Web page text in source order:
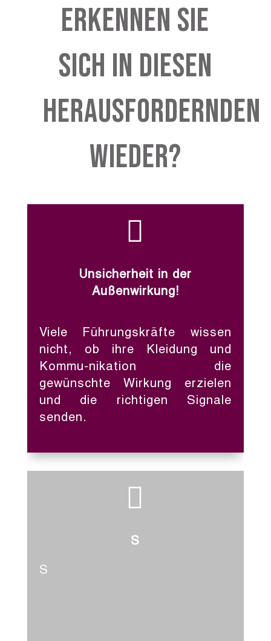
Erkennen Sie
sich in diesen
herausfordernden
wieder?

Unsicherheit in der
Außenwirkung!
Viele Führungskräfte wissen
nicht, ob ihre Kleidung und
Kommu-nikation die
gewünschte Wirkung erzielen
und die richtigen Signale
senden.

S
S